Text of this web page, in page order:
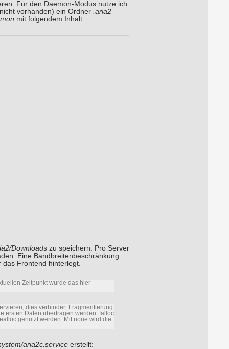
Für den Daemon-Modus nutze ich
vorhanden) ein Ordner .aria2
mit folgendem Inhalt:
Downloadszu speichern. Pro Server
Eine Bandbreitenbeschränkung
Frontend hinterlegt.
Zeitpunkt wurde das hier
dies verhindert Fragmentierung
ersten Daten übertragen werden. falloc
genutzt werden. Mit none wird die
aria2c.serviceerstellt: